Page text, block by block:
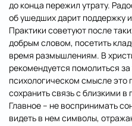
до конца пережил утрату.
об ушедших дарит поддержку
Практики советуют после
добрым словом, посетить
время размышлениям. В
рекомендуется помолиться
психологическом смысле это
сохранить связь с близкими в
Главное – не воспринимать
видеть в нем символы,